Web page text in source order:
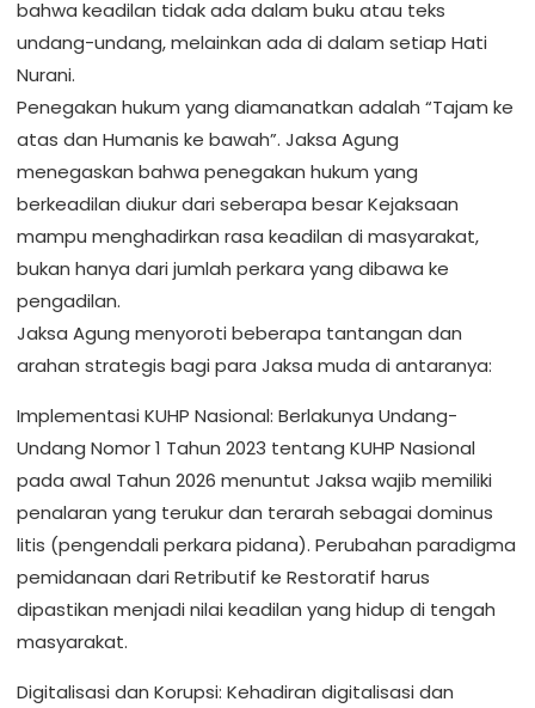
bahwa keadilan tidak ada dalam buku atau teks
undang-undang, melainkan ada di dalam setiap Hati
Nurani.
Penegakan hukum yang diamanatkan adalah “Tajam ke
atas dan Humanis ke bawah”. Jaksa Agung
menegaskan bahwa penegakan hukum yang
berkeadilan diukur dari seberapa besar Kejaksaan
mampu menghadirkan rasa keadilan di masyarakat,
bukan hanya dari jumlah perkara yang dibawa ke
pengadilan.
Jaksa Agung menyoroti beberapa tantangan dan
arahan strategis bagi para Jaksa muda di antaranya:
Implementasi KUHP Nasional: Berlakunya Undang-
Undang Nomor 1 Tahun 2023 tentang KUHP Nasional
pada awal Tahun 2026 menuntut Jaksa wajib memiliki
penalaran yang terukur dan terarah sebagai dominus
litis (pengendali perkara pidana). Perubahan paradigma
pemidanaan dari Retributif ke Restoratif harus
dipastikan menjadi nilai keadilan yang hidup di tengah
masyarakat.
Digitalisasi dan Korupsi: Kehadiran digitalisasi dan